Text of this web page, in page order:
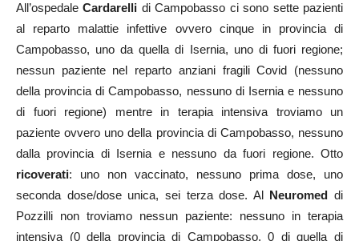
All’ospedaleCardarelli di Campobasso ci sono sette pazienti
al reparto malattie infettive ovvero cinque in provincia di
Campobasso, uno da quella di Isernia, uno di fuori regione;
nessun paziente nel reparto anziani fragili Covid (nessuno
della provincia di Campobasso, nessuno di Isernia e nessuno
di fuori regione) mentre in terapia intensiva troviamo un
paziente ovvero uno della provincia di Campobasso, nessuno
dalla provincia di Isernia e nessuno da fuori regione. Otto
ricoverati: uno non vaccinato, nessuno prima dose, uno
seconda dose/dose unica, sei terza dose. Al Neuromed di
Pozzilli non troviamo nessun paziente: nessuno in terapia
intensiva (0 della provincia di Campobasso, 0 di quella di